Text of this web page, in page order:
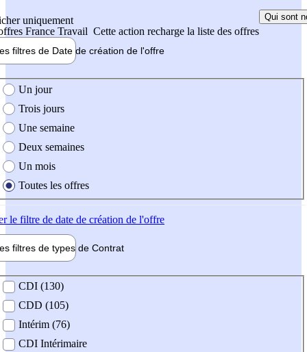
uniquement
France Travail Cette action recharge la liste des offres
Qui sont
filtres de Date de création de l'offre
création de l'offre
Un jour
Trois jours
Une semaine
Deux semaines
Un mois
Toutes les offres
le filtre de date de création de l'offre
filtres de types de Contrat
contrat
CDI (130)
CDD (105)
Intérim (76)
CDI Intérimaire